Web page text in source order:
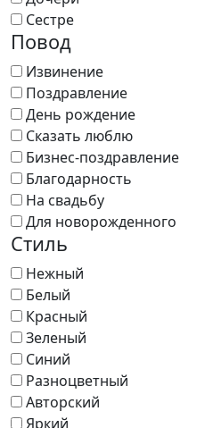
Сестре
Повод
Извинение
Поздравление
День рождение
Сказать люблю
Бизнес-поздравление
Благодарность
На свадьбу
Для новорожденного
Стиль
Нежный
Белый
Красный
Зеленый
Синий
Разноцветный
Авторский
Яркий